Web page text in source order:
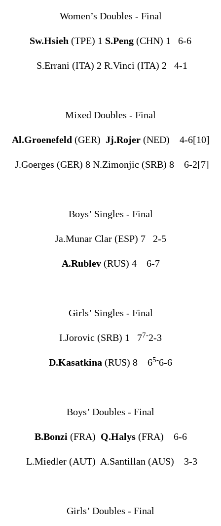
Women’s Doubles - Final
Sw.Hsieh (TPE) 1 S.Peng (CHN) 1 6-6
S.Errani (ITA) 2 R.Vinci (ITA) 2 4-1
Mixed Doubles - Final
Al.Groenefeld (GER) Jj.Rojer(NED) 4-6[10]
J.Goerges (GER) 8 N.Zimonjic (SRB) 8 6-2[7]
Boys’ Singles - Final
Ja.Munar Clar (ESP) 7 2-5
A.Rublev(RUS) 4 6-7
Girls’ Singles - Final
I.Jorovic (SRB) 1 77-2-3
D.Kasatkina (RUS) 8 65-6-6
Boys’ Doubles - Final
B.Bonzi (FRA) Q.Halys(FRA) 6-6
L.Miedler (AUT) A.Santillan (AUS) 3-3
Girls’ Doubles - Final